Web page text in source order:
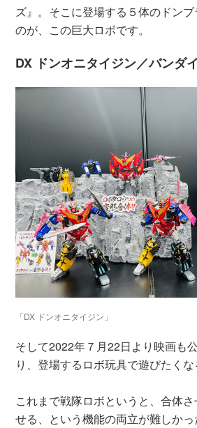
ズ』。そこに登場する５体のドン
のが、この巨大ロボです。
DX ドンオニタイジン／バンダイ
「DX ドンオニタイジン」
そして2022年７月22日より映画も
り、登場するロボ玩具で遊びたくな
これまで戦隊ロボというと、合体
せる、という機能の両立が難しかっ